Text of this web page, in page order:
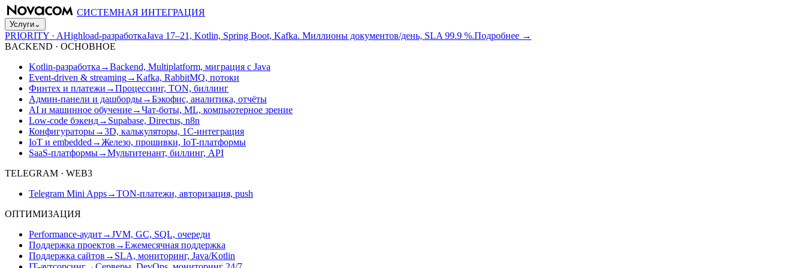
СИСТЕМНАЯ ИНТЕГРАЦИЯ
Услуги⌄
PRIORITY · AHighload-разработкаJava 17–21, Kotlin, Spring Boot, Kafka. Миллионы документов/день, SLA 99.9 %.Подробнее →
BACKEND · ОСНОВНОЕ
Kotlin-разработка →Backend, Multiplatform, миграция с Java
Event-driven & streaming→Kafka, RabbitMQ, потоки
Финтех и платежи →Процессинг, TON, биллинг
Админ-панели и дашборды→Бэкофис, аналитика, отчёты
AI и машинное обучение→Чат-боты, ML, компьютерное зрение
Low-code бэкенд→ Supabase, Directus, n8n
Конфигураторы→3D, калькуляторы, 1С-интеграция
IoT и embedded →Железо, прошивки, IoT-платформы
SaaS-платформы→Мультитенант, биллинг, API
TELEGRAM · WEB3
Telegram Mini Apps→TON-платежи, авторизация, push
ОПТИМИЗАЦИЯ
Performance-аудит→JVM, GC, SQL, очереди
Поддержка проектов →Ежемесячная поддержка
Поддержка сайтов → SLA, мониторинг, Java/Kotlin